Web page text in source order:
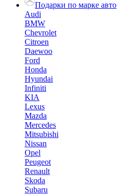
Подарки по марке авто
Audi
BMW
Chevrolet
Citroen
Daewoo
Ford
Honda
Hyundai
Infiniti
KIA
Lexus
Mazda
Mercedes
Mitsubishi
Nissan
Opel
Peugeot
Renault
Skoda
Subaru